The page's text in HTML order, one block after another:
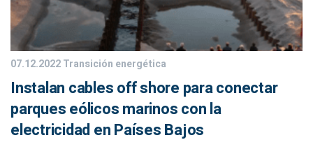
07.12.2022Transición energética
Instalan cables off shore para conectar
parques eólicos marinos con la
electricidad en Países Bajos